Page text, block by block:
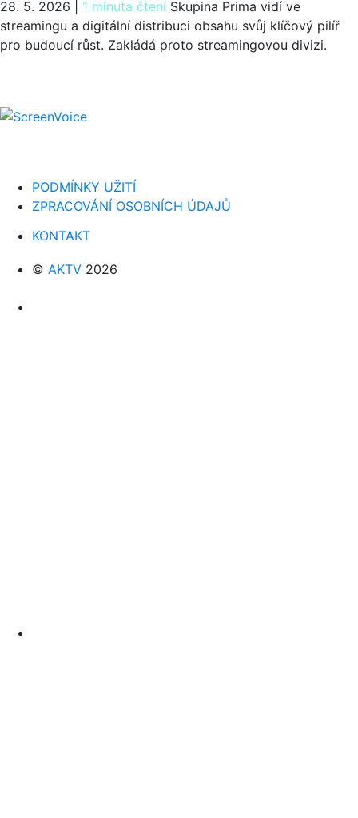
28. 5. 2026 1 minuta čtení Skupina Prima vidí ve
streamingu a digitální distribuci obsahu svůj klíčový pilíř
pro budoucí růst. Zakládá proto streamingovou divizi.
PODMÍNKY UŽITÍ
ZPRACOVÁNÍ OSOBNÍCH ÚDAJŮ
KONTAKT
© AKTV 2026